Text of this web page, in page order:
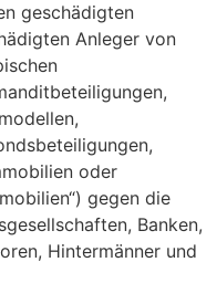
geschädigten
Anleger von
oder
gegen die
Banken,
Hintermänner und